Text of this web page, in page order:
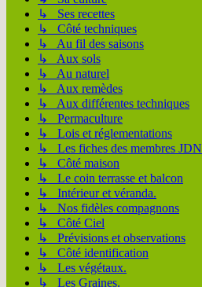
↳ Ses recettes
↳ Côté techniques
↳ Au fil des saisons
↳ Aux sols
↳ Au naturel
↳ Aux remèdes
↳ Aux différentes techniques
↳ Permaculture
↳ Lois et réglementations
↳ Les fiches des membres JDN
↳ Côté maison
↳ Le coin terrasse et balcon
↳ Intérieur et véranda.
↳ Nos fidèles compagnons
↳ Côté Ciel
↳ Prévisions et observations
↳ Côté identification
↳ Les végétaux.
↳ Les Graines.